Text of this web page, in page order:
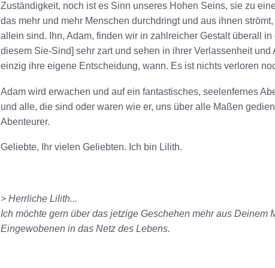
Zuständigkeit, noch ist es Sinn unseres Hohen Seins, sie zu
das mehr und mehr Menschen durchdringt und aus ihnen
allein sind. Ihn, Adam, finden wir in zahlreicher Gestalt überall
diesem Sie-Sind] sehr zart und sehen in ihrer Verlassenheit
einzig ihre eigene Entscheidung, wann. Es ist nichts verloren
Adam wird erwachen und auf ein fantastisches, seelenfernes
und alle, die sind oder waren wie er, uns über alle Maßen
Abenteurer.
Geliebte, Ihr vielen Geliebten. Ich bin Lilith.
> Herrliche Lilith...
Ich möchte gern über das jetzige Geschehen mehr aus Deinem
Eingewobenen in das Netz des Lebens.